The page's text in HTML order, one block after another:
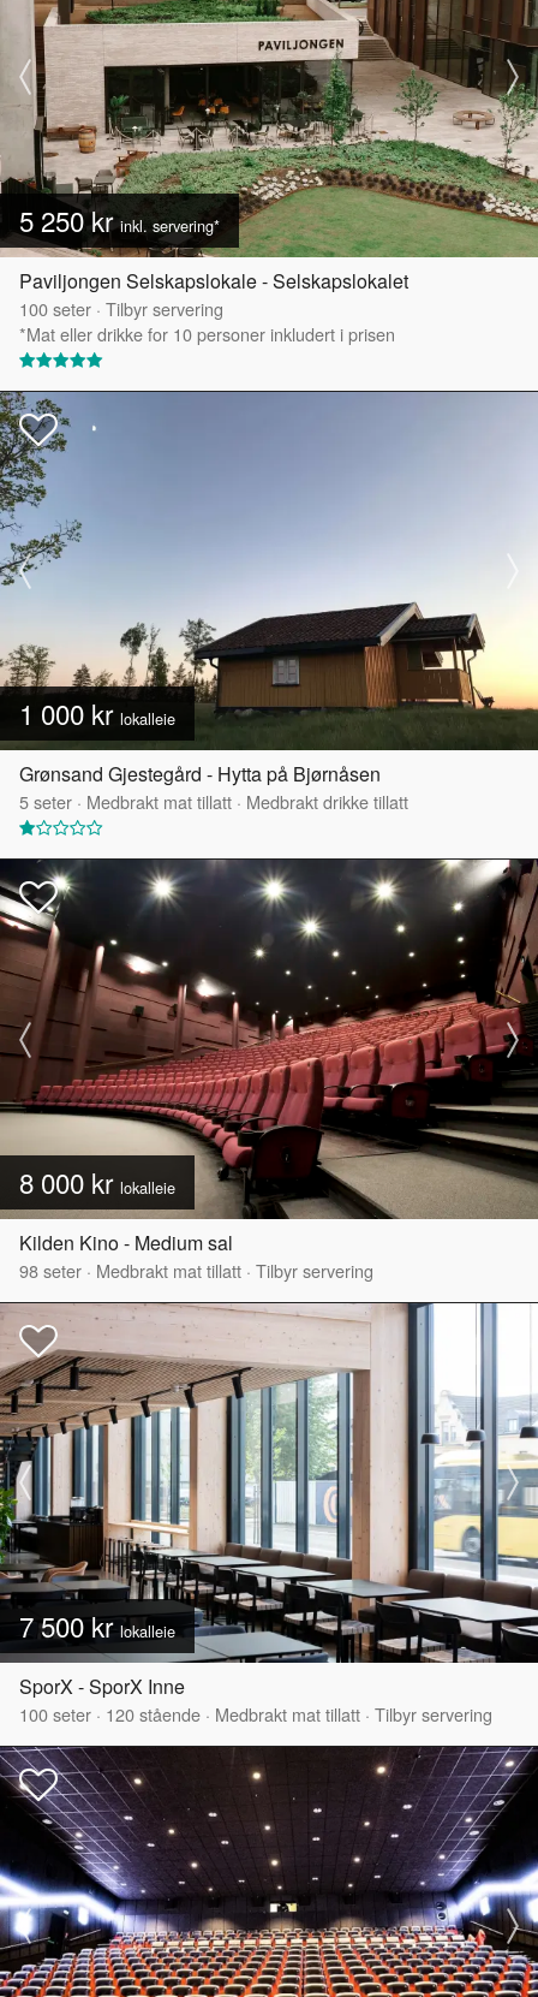
5 250 krinkl. servering*
Paviljongen Selskapslokale - Selskapslokalet
100seter · Tilbyr servering
*Mat eller drikke for 10 personer inkludert i prisen
1 000 kr lokalleie
Grønsand Gjestegård - Hytta på Bjørnåsen
5seter · Medbrakt mat tillatt · Medbrakt drikke tillatt
8 000 kr lokalleie
Kilden Kino - Medium sal
98seter · Medbrakt mat tillatt · Tilbyr servering
7 500 krlokalleie
SporX - SporX Inne
100seter · 120stående · Medbrakt mat tillatt · Tilbyr servering